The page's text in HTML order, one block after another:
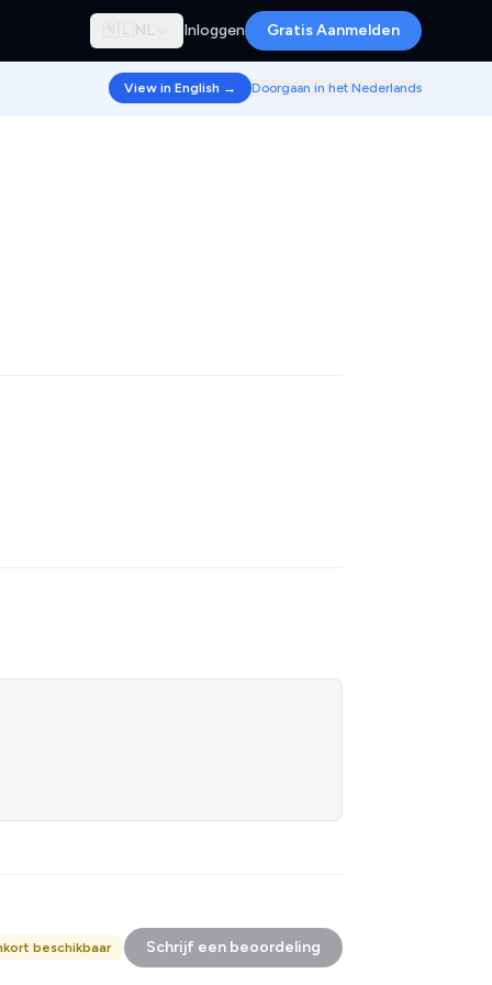
🇳🇱 NL Inloggen Gratis Aanmelden
View in English → Doorgaan in het Nederlands
beschikbaar Schrijf een beoordeling